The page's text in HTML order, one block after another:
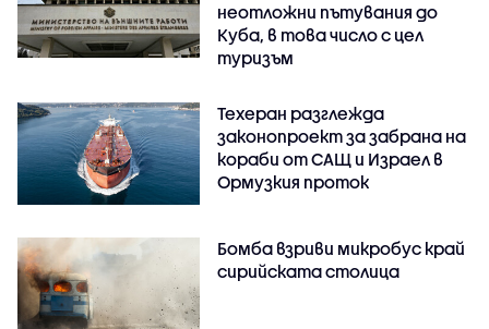
неотложни пътувания до
Куба, в това число с цел
туризъм
Техеран разглежда
законопроект за забрана на
кораби от САЩ и Израел в
Ормузкия проток
Бомба взриви микробус край
сирийската столица